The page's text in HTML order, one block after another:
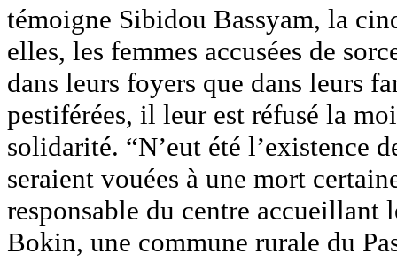
témoigne Sibidou Bassyam, la
elles, les femmes accusées de
dans leurs foyers que dans leurs
pestiférées, il leur est réfusé la
solidarité. “N’eut été l’existence
seraient vouées à une mort
responsable du centre accueillant
Bokin, une commune rurale du